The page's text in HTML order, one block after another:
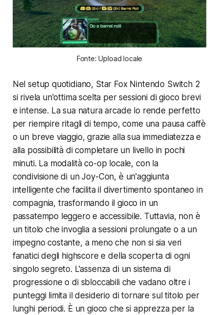
Fonte: Upload locale
Nel setup quotidiano, Star Fox Nintendo Switch 2
si rivela un'ottima scelta per sessioni di gioco brevi
e intense. La sua natura arcade lo rende perfetto
per riempire ritagli di tempo, come una pausa caffè
o un breve viaggio, grazie alla sua immediatezza e
alla possibilità di completare un livello in pochi
minuti. La modalità co-op locale, con la
condivisione di un Joy-Con, è un'aggiunta
intelligente che facilita il divertimento spontaneo in
compagnia, trasformando il gioco in un
passatempo leggero e accessibile. Tuttavia, non è
un titolo che invoglia a sessioni prolungate o a un
impegno costante, a meno che non si sia veri
fanatici degli highscore e della scoperta di ogni
singolo segreto. L'assenza di un sistema di
progressione o di sbloccabili che vadano oltre i
punteggi limita il desiderio di tornare sul titolo per
lunghi periodi. È un gioco che si apprezza per la